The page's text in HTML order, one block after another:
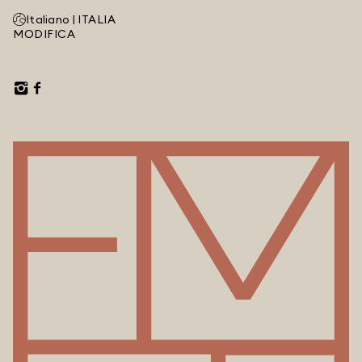
Italiano | ITALIA
MODIFICA